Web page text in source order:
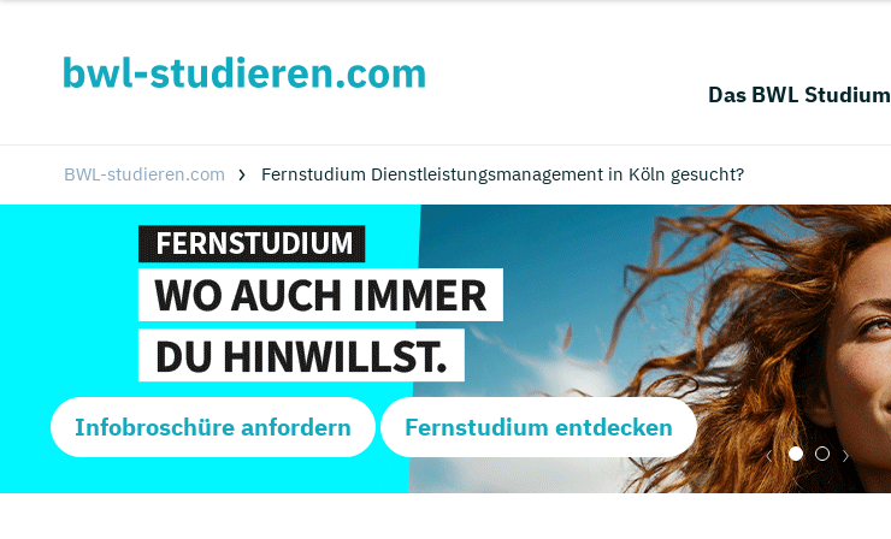
Das BWL Studium
BWL-studieren.com Fernstudium Dienstleistungsmanagement in Köln gesucht?
Infobroschüre anfordern Fernstudium entdecken